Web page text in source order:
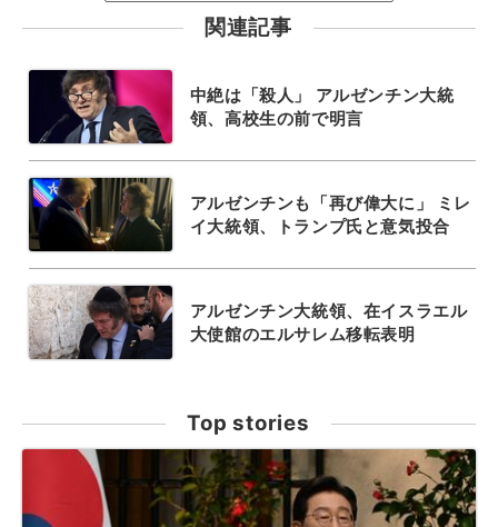
関連記事
中絶は「殺人」 アルゼンチン大統
領、高校生の前で明言
アルゼンチンも「再び偉大に」 ミレ
イ大統領、トランプ氏と意気投合
アルゼンチン大統領、在イスラエル
大使館のエルサレム移転表明
Top stories